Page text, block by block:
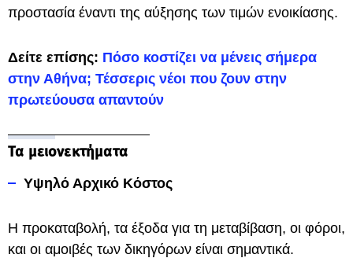
προστασία έναντι της αύξησης των τιμών ενοικίασης.
Δείτε επίσης: Πόσο κοστίζει να μένεις σήμερα
στην Αθήνα; Τέσσερις νέοι που ζουν στην
πρωτεύουσα απαντούν
Τα μειονεκτήματα
Υψηλό Αρχικό Κόστος
Η προκαταβολή, τα έξοδα για τη μεταβίβαση, οι φόροι,
και οι αμοιβές των δικηγόρων είναι σημαντικά.